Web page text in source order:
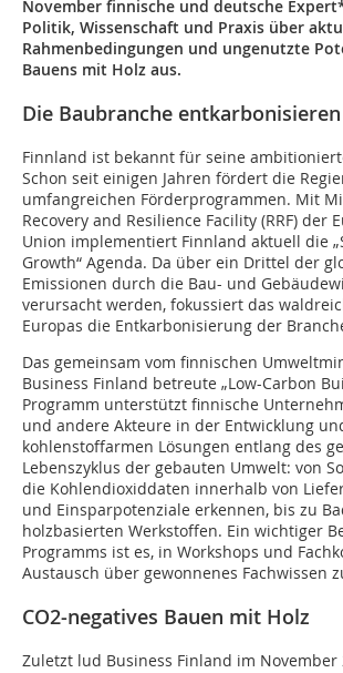
November finnische und deutsche
Politik, Wissenschaft und Praxis über
Rahmenbedingungen und ungenutzte
Bauens mit Holz aus.
Die Baubranche entkarbonisieren
Finnland ist bekannt für seine
Schon seit einigen Jahren fördert die
umfangreichen Förderprogrammen. Mit
Recovery and Resilience Facility (RRF) der
Union implementiert Finnland aktuell die
Growth“ Agenda. Da über ein Drittel der
Emissionen durch die Bau- und
verursacht werden, fokussiert das
Europas die Entkarbonisierung der
Das gemeinsam vom finnischen
Business Finland betreute „Low-Carbon
Programm unterstützt finnische
und andere Akteure in der Entwicklung
kohlenstoffarmen Lösungen entlang des
Lebenszyklus der gebauten Umwelt: von
die Kohlendioxiddaten innerhalb von
und Einsparpotenziale erkennen, bis zu
holzbasierten Werkstoffen. Ein wichtiger
Programms ist es, in Workshops und
Austausch über gewonnenes Fachwissen
CO2-negatives Bauen mit Holz
Zuletzt lud Business Finland im November